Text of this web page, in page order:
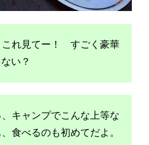
これ見てー！ すごく豪華
い？
、キャンプでこんな上等な
食べるのも初めてだよ。